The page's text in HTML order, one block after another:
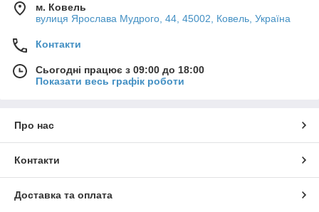
м. Ковель
вулиця Ярослава Мудрого, 44, 45002, Ковель, Україна
Контакти
Сьогодні працює з 09:00 до 18:00
Показати весь графік роботи
Про нас
Контакти
Доставка та оплата